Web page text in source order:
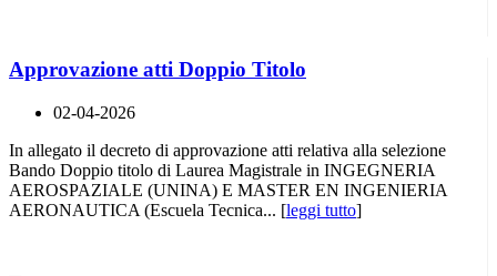
Approvazione atti Doppio Titolo
02-04-2026
In allegato il decreto di approvazione atti relativa alla selezione
Bando Doppio titolo di Laurea Magistrale in INGEGNERIA
AEROSPAZIALE (UNINA) E MASTER EN INGENIERIA
AERONAUTICA (Escuela Tecnica... [leggi tutto]